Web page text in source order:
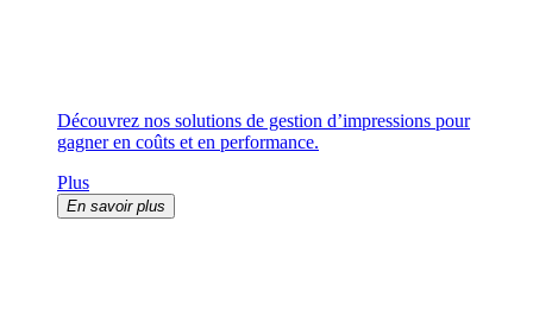
Découvrez nos solutions de gestion d’impressions pour
gagner en coûts et en performance.
Plus
En savoir plus